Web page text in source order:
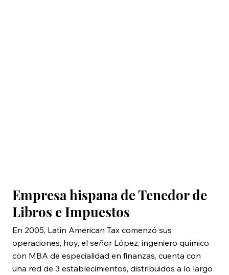
Empresa hispana de Tenedor de
Libros e Impuestos
En 2005, Latin American Tax comenzó sus
operaciones, hoy, el señor López, ingeniero químico
con MBA de especialidad en finanzas, cuenta con
una red de 3 establecimientos, distribuidos a lo largo